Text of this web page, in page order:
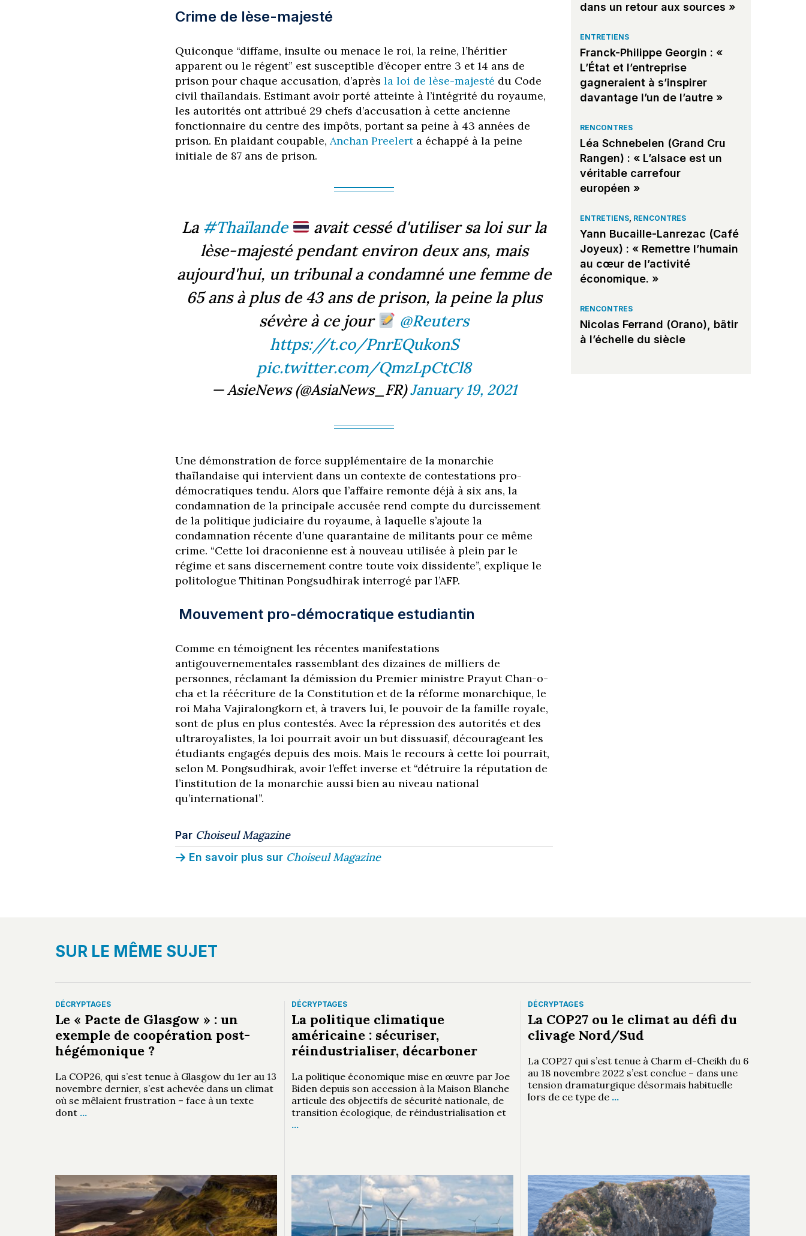
Crime de lèse-majesté
Quiconque “diffame, insulte ou menace le roi, la reine, l’héritier
apparent ou le régent” est susceptible d’écoper entre 3 et 14 ans de
prison pour chaque accusation, d’après la loi de lèse-majesté du Code
civil thaïlandais. Estimant avoir porté atteinte à l’intégrité du royaume,
les autorités ont attribué 29 chefs d’accusation à cette ancienne
fonctionnaire du centre des impôts, portant sa peine à 43 années de
prison. En plaidant coupable, Anchan Preelerta échappé à la peine
initiale de 87 ans de prison.
La #Thaïlande
avait cessé d'utiliser sa loi sur la
lèse-majesté pendant environ deux ans, mais
aujourd'hui, un tribunal a condamné une femme de
65 ans à plus de 43 ans de prison, la peine la plus
sévère à ce jour
@Reuters
https://t.co/PnrEQukonS
pic.twitter.com/QmzLpCtCl8
— AsieNews (@AsiaNews_FR)January 19, 2021
Une démonstration de force supplémentaire de la monarchie
thaïlandaise qui intervient dans un contexte de contestations pro-
démocratiques tendu. Alors que l’affaire remonte déjà à six ans, la
condamnation de la principale accusée rend compte du durcissement
de la politique judiciaire du royaume, à laquelle s’ajoute la
condamnation récente d’une quarantaine de militants pour ce même
crime. “Cette loi draconienne est à nouveau utilisée à plein par le
régime et sans discernement contre toute voix dissidente”, explique le
politologue Thitinan Pongsudhirak interrogé par l’AFP.
Mouvement pro-démocratique estudiantin
Comme en témoignent les récentes manifestations
antigouvernementales rassemblant des dizaines de milliers de
personnes, réclamant la démission du Premier ministre Prayut Chan-o-
cha et la réécriture de la Constitution et de la réforme monarchique, le
roi Maha Vajiralongkorn et, à travers lui, le pouvoir de la famille royale,
sont de plus en plus contestés. Avec la répression des autorités et des
ultraroyalistes, la loi pourrait avoir un but dissuasif, décourageant les
étudiants engagés depuis des mois. Mais le recours à cette loi pourrait,
selon M. Pongsudhirak, avoir l’effet inverse et “détruire la réputation de
l’institution de la monarchie aussi bien au niveau national
qu’international”.
Par Choiseul Magazine
En savoir plus sur Choiseul Magazine
dans un retour aux sources »
ENTRETIENS
Franck-Philippe Georgin : «
L’État et l’entreprise
gagneraient à s’inspirer
davantage l’un de l’autre »
RENCONTRES
Léa Schnebelen (Grand Cru
Rangen) : « L’alsace est un
véritable carrefour
européen »
ENTRETIENS, RENCONTRES
Yann Bucaille-Lanrezac (Café
Joyeux) : « Remettre l’humain
au cœur de l’activité
économique. »
RENCONTRES
Nicolas Ferrand (Orano), bâtir
à l’échelle du siècle
SUR LE MÊME SUJET
DÉCRYPTAGES
Le « Pacte de Glasgow » : un
exemple de coopération post-
hégémonique ?
La COP26, qui s’est tenue à Glasgow du 1er au 13
novembre dernier, s’est achevée dans un climat
où se mêlaient frustration – face à un texte
dont …
DÉCRYPTAGES
La politique climatique
américaine : sécuriser,
réindustrialiser, décarboner
La politique économique mise en œuvre par Joe
Biden depuis son accession à la Maison Blanche
articule des objectifs de sécurité nationale, de
transition écologique, de réindustrialisation et
…
DÉCRYPTAGES
La COP27 ou le climat au défi du
clivage Nord/Sud
La COP27 qui s’est tenue à Charm el-Cheikh du 6
au 18 novembre 2022 s’est conclue – dans une
tension dramaturgique désormais habituelle
lors de ce type de …